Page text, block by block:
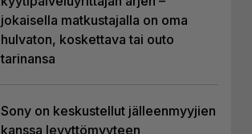
jokaisella matkustajalla on oma
hulvaton, koskettava tai outo
tarinansa
Sony on keskustellut jälleenmyyjien
kanssa levyttömyyteen